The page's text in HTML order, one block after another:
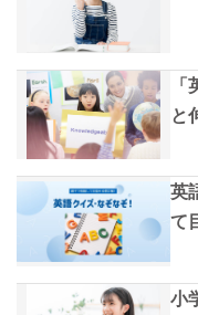
と
英
て
小